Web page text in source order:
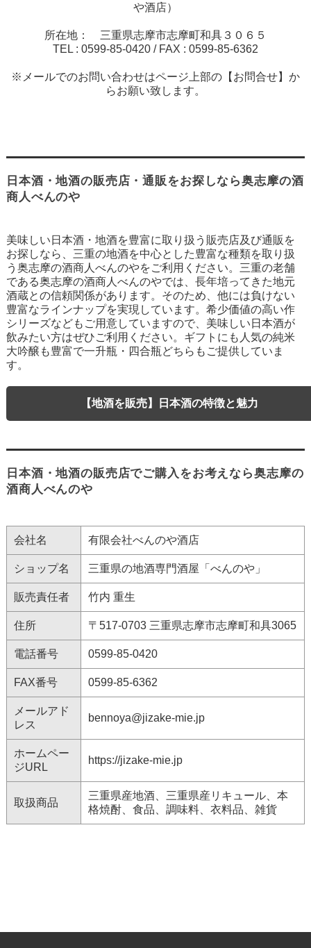
や酒店）
所在地： 三重県志摩市志摩町和具３０６５
TEL : 0599-85-0420 / FAX : 0599-85-6362
※メールでのお問い合わせはページ上部の【お問合せ】か
らお願い致します。
日本酒・地酒の販売店・通販をお探しなら奥志摩の酒
商人べんのや
美味しい日本酒・地酒を豊富に取り扱う販売店及び通販を
お探しなら、三重の地酒を中心とした豊富な種類を取り扱
う奥志摩の酒商人べんのやをご利用ください。三重の老舗
である奥志摩の酒商人べんのやでは、長年培ってきた地元
酒蔵との信頼関係があります。そのため、他には負けない
豊富なラインナップを実現しています。希少価値の高い作
シリーズなどもご用意していますので、美味しい日本酒が
飲みたい方はぜひご利用ください。ギフトにも人気の純米
大吟醸も豊富で一升瓶・四合瓶どちらもご提供していま
す。
【地酒を販売】日本酒の特徴と魅力
日本酒・地酒の販売店でご購入をお考えなら奥志摩の
酒商人べんのや
会社名 有限会社べんのや酒店
ショップ名 三重県の地酒専門酒屋「べんのや」
販売責任者 竹内 重生
住所 〒517-0703 三重県志摩市志摩町和具3065
電話番号 0599-85-0420
FAX番号 0599-85-6362
メールアド
レス
bennoya@jizake-mie.jp
ホームペー
ジURL
https://jizake-mie.jp
取扱商品
三重県産地酒、三重県産リキュール、本
格焼酎、食品、調味料、衣料品、雑貨